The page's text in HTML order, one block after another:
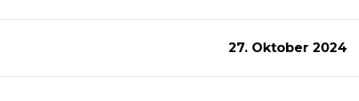
27. Oktober 2024